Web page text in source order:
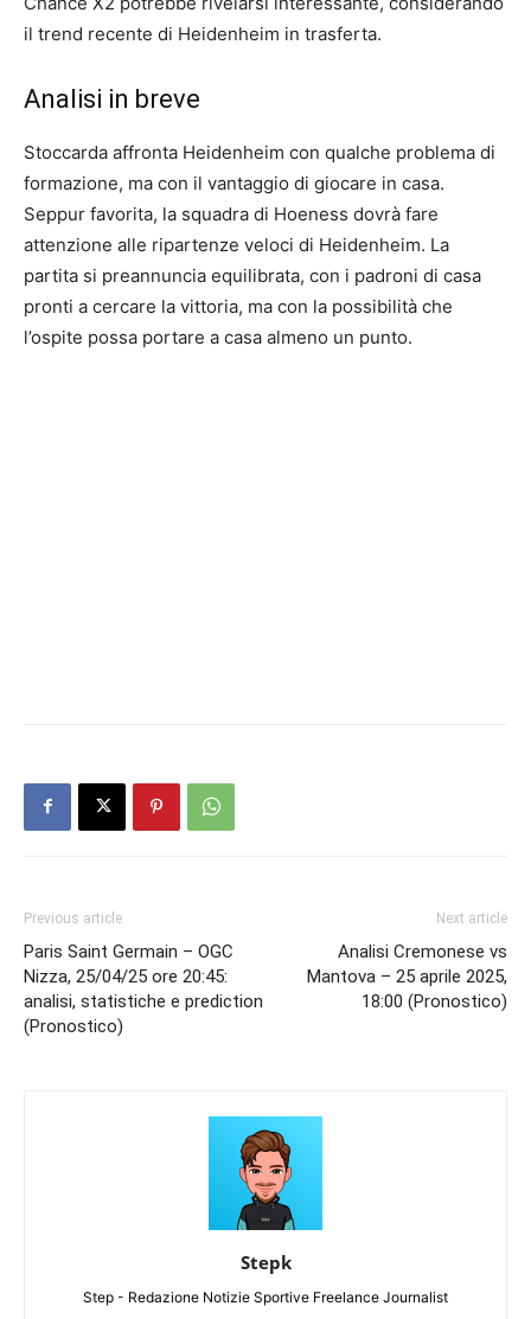
il trend recente di Heidenheim in trasferta.
Analisi in breve
Stoccarda affronta Heidenheim con qualche problema di
formazione, ma con il vantaggio di giocare in casa.
Seppur favorita, la squadra di Hoeness dovrà fare
attenzione alle ripartenze veloci di Heidenheim. La
partita si preannuncia equilibrata, con i padroni di casa
pronti a cercare la vittoria, ma con la possibilità che
l’ospite possa portare a casa almeno un punto.
Previous article
Paris Saint Germain – OGC
Nizza, 25/04/25 ore 20:45:
analisi, statistiche e prediction
(Pronostico)
Next article
Analisi Cremonese vs
Mantova – 25 aprile 2025,
18:00 (Pronostico)
Stepk
Step - Redazione Notizie Sportive Freelance Journalist